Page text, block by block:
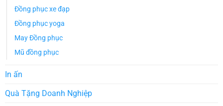
Đồng phục xe đạp
Đồng phục yoga
May Đồng phục
Mũ đồng phục
In ấn
Quà Tặng Doanh Nghiệp